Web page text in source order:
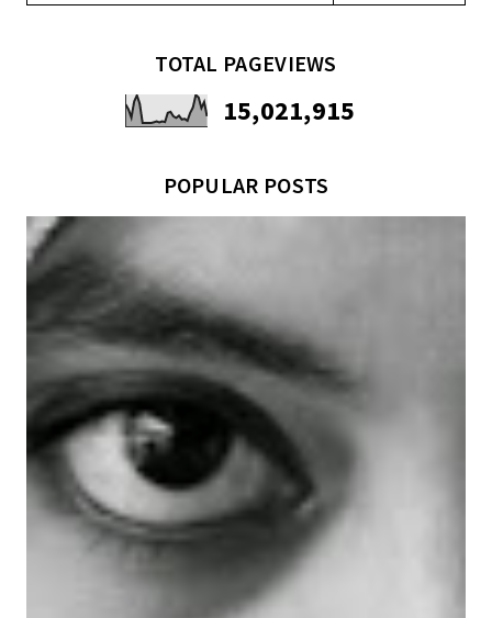
TOTAL PAGEVIEWS
15,021,915
POPULAR POSTS